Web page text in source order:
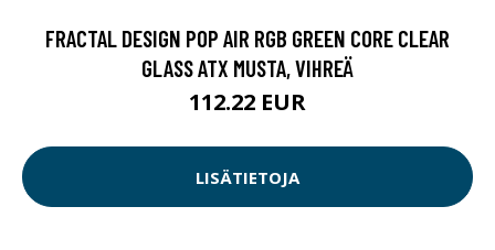
FRACTAL DESIGN POP AIR RGB GREEN CORE CLEAR
GLASS ATX MUSTA, VIHREÄ
112.22 EUR
LISÄTIETOJA